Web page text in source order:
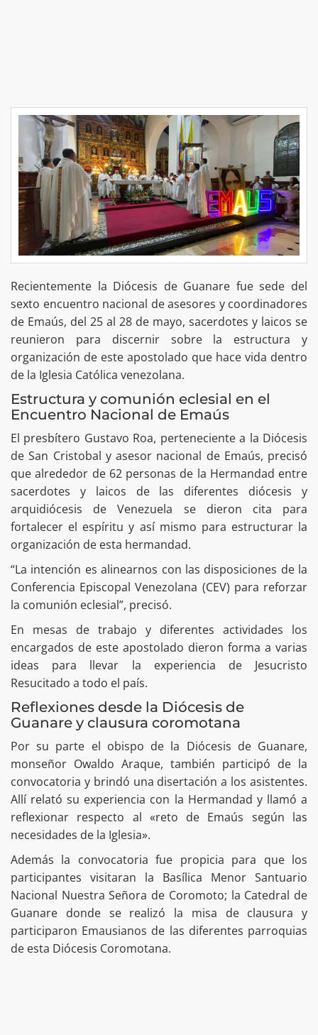
Recientemente la Diócesis de Guanare fue sede del
sexto encuentro nacional de asesores y coordinadores
de Emaús, del 25 al 28 de mayo, sacerdotes y laicos se
reunieron para discernir sobre la estructura y
organización de este apostolado que hace vida dentro
de la Iglesia Católica venezolana.
Estructura y comunión eclesial en el
Encuentro Nacional de Emaús
El presbítero Gustavo Roa, perteneciente a la Diócesis
de San Cristobal y asesor nacional de Emaús, precisó
que alrededor de 62 personas de la Hermandad entre
sacerdotes y laicos de las diferentes diócesis y
arquidiócesis de Venezuela se dieron cita para
fortalecer el espíritu y así mismo para estructurar la
organización de esta hermandad.
“La intención es alinearnos con las disposiciones de la
Conferencia Episcopal Venezolana (CEV) para reforzar
la comunión eclesial”, precisó.
En mesas de trabajo y diferentes actividades los
encargados de este apostolado dieron forma a varias
ideas para llevar la experiencia de Jesucristo
Resucitado a todo el país.
Reflexiones desde la Diócesis de
Guanare y clausura coromotana
Por su parte el obispo de la Diócesis de Guanare,
monseñor Owaldo Araque, también participó de la
convocatoria y brindó una disertación a los asistentes.
Allí relató su experiencia con la Hermandad y llamó a
reflexionar respecto al «reto de Emaús según las
necesidades de la Iglesia».
Además la convocatoria fue propicia para que los
participantes visitaran la Basílica Menor Santuario
Nacional Nuestra Señora de Coromoto; la Catedral de
Guanare donde se realizó la misa de clausura y
participaron Emausianos de las diferentes parroquias
de esta Diócesis Coromotana.